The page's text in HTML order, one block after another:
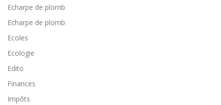
Echarpe de plomb
Echarpe de plomb
Ecoles
Ecologie
Edito
Finances
Impôts